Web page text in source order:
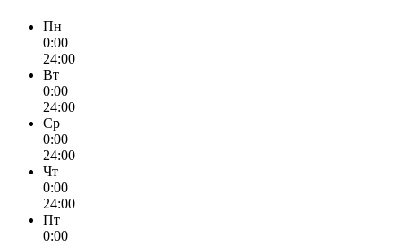
Пн
0:00
24:00
Вт
0:00
24:00
Ср
0:00
24:00
Чт
0:00
24:00
Пт
0:00